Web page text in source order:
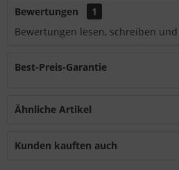
Bewertungen
1
Bewertungen lesen, schreiben
Best-Preis-Garantie
Ähnliche Artikel
Kunden kauften auch